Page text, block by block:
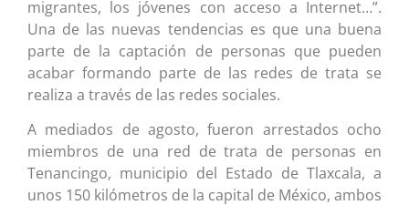
migrantes, los jóvenes con acceso a Internet…”.
Una de las nuevas tendencias es que una buena
parte de la captación de personas que pueden
acabar formando parte de las redes de trata se
realiza a través de las redes sociales.
A mediados de agosto, fueron arrestados ocho
miembros de una red de trata de personas en
Tenancingo, municipio del Estado de Tlaxcala, a
unos 150 kilómetros de la capital de México, ambos